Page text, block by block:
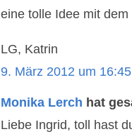
eine tolle Idee mit
LG, Katrin
9. März 2012 um 16:45
Monika Lerch hat
Liebe Ingrid, toll hast